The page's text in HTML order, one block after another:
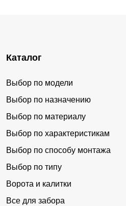
Каталог
Выбор по модели
Выбор по назначению
Выбор по материалу
Выбор по характеристикам
Выбор по способу монтажа
Выбор по типу
Ворота и калитки
Все для забора